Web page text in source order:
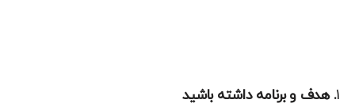
1
.هدف و برنامه داشته باشید